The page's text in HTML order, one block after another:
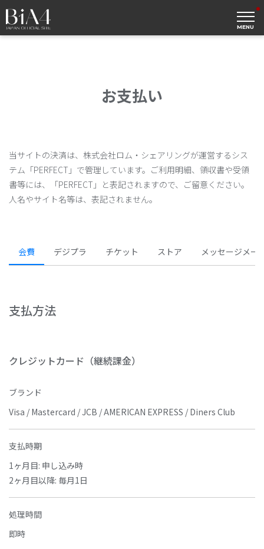
MENU
お支払い
当サイトの決済は、株式会社ロム・シェアリングが運営するシス
テム「PERFECT」で管理しています。ご利用明細、領収書や受領
書等には、「PERFECT」と表記されますので、ご留意ください。
人名やサイト名等は、表記されません。
会費 デジプラ チケット ストア メッセージメー
支払方法
クレジットカード（継続課金）
ブランド
Visa / Mastercard / JCB / AMERICAN EXPRESS / Diners Club
支払時期
1ヶ月目: 申し込み時
2ヶ月目以降: 毎月1日
処理時間
即時